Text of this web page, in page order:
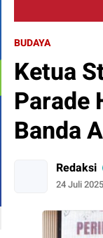
BUDAYA
Ketua
Parade
Banda
Redaksi
24 Juli